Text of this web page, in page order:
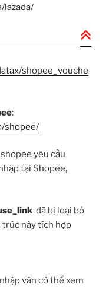
lazada/
shopee_vouche
:
shopee/
yêu cầu
tại Shopee,
đã bị loại bỏ
trúc này tích hợp
vẫn có thể xem